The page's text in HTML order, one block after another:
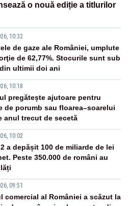
o nouă ediție a titlurilor
10:32
de gaze ale României, umplute
de 62,77%. Stocurile sunt sub
ultimii doi ani
10:18
pregătește ajutoare pentru
de porumb sau floarea–soarelui
anul trecut de secetă
10:02
a depășit 100 de miliarde de lei
Peste 350.000 de români au
09:51
comercial al României a scăzut la